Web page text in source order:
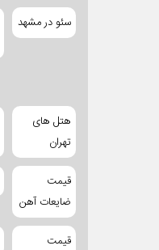
سئو در مشهد
هتل های
تهران
قیمت
ضایعات آهن
قیمت